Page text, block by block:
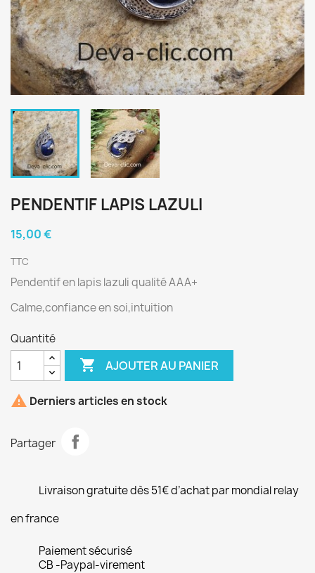
PENDENTIF LAPIS LAZULI
15,00 €
TTC
Pendentif en lapis lazuli qualité AAA+
Calme,confiance en soi,intuition
Quantité
 AJOUTER AU PANIER
 Derniers articles en stock
Partager
Livraison gratuite dès 51€ d’achat par mondial relay
en france
Paiement sécurisé
CB -Paypal-virement